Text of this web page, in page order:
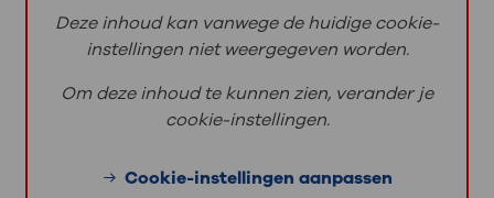
Deze inhoud kan vanwege de huidige cookie-
instellingen niet weergegeven worden.
Om deze inhoud te kunnen zien, verander je
cookie-instellingen.
Cookie-instellingen aanpassen